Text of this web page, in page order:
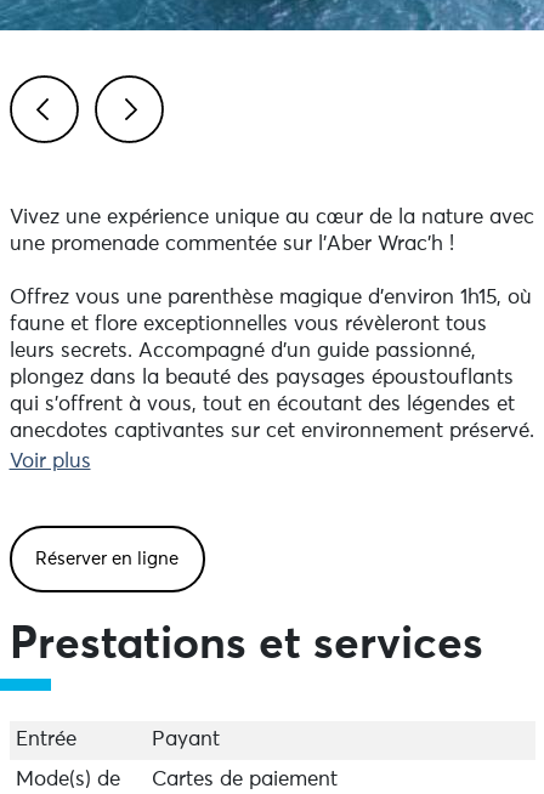
Vivez une expérience unique au cœur de la nature avec
une promenade commentée sur l’Aber Wrac’h !
Offrez vous une parenthèse magique d’environ 1h15, où
faune et flore exceptionnelles vous révèleront tous
leurs secrets. Accompagné d’un guide passionné,
plongez dans la beauté des paysages époustouflants
qui s’offrent à vous, tout en écoutant des légendes et
anecdotes captivantes sur cet environnement préservé.
naturel. Embarquez pour une excursion inoubliable au
départ de l’Aber Wrac’h, en direction du port de
Paluden et de l’îlot de la Malouine, et laissez vous
exceptionnel.
tant qu’animaux sauvages, ils nécessitent que nous
respections scrupuleusement leur tranquillité. Leur
Voir plus
Réserver en ligne
Prestations et services
Entrée
Payant
Mode(s) de
Cartes de paiement